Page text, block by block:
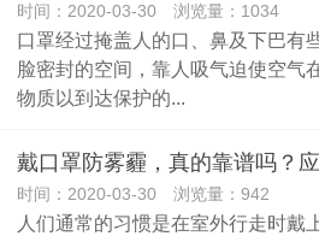
时间：2020-03-30 浏览量：1034
口罩经过掩盖人的口、鼻及下巴有
脸密封的空间，靠人吸气迫使空气
物质以到达保护的...
时间：2020-03-30 浏览量：942
人们通常的习惯是在室外行走时戴